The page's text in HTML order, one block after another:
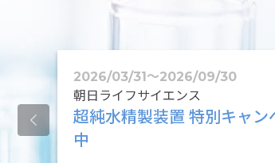
限
2026/03/31〜2026/09/30
朝日ライフサイエンス
超純水精製装置 特別キャン
中